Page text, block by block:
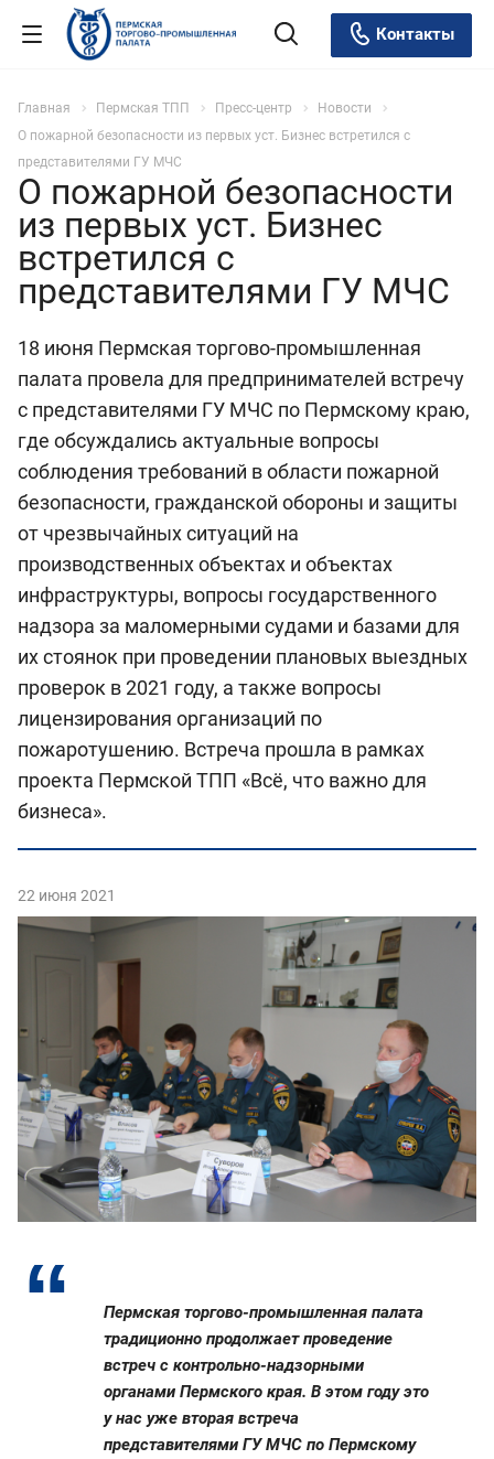
Контакты
Главная Пермская ТПП Пресс-центр
Новости
О пожарной безопасности из первых уст. Бизнес встретился с
представителями ГУ МЧС
О пожарной безопасности
из первых уст. Бизнес
встретился с
представителями ГУ МЧС
18 июня Пермская торгово-промышленная
палата провела для предпринимателей встречу
с представителями ГУ МЧС по Пермскому краю,
где обсуждались актуальные вопросы
соблюдения требований в области пожарной
безопасности, гражданской обороны и защиты
от чрезвычайных ситуаций на
производственных объектах и объектах
инфраструктуры, вопросы государственного
надзора за маломерными судами и базами для
их стоянок при проведении плановых выездных
проверок в 2021 году, а также вопросы
лицензирования организаций по
пожаротушению. Встреча прошла в рамках
проекта Пермской ТПП «Всё, что важно для
бизнеса».
22 июня 2021
Пермская торгово-промышленная палата
традиционно продолжает проведение
встреч с контрольно-надзорными
органами Пермского края. В этом году это
у нас уже вторая встреча
представителями ГУ МЧС по Пермскому